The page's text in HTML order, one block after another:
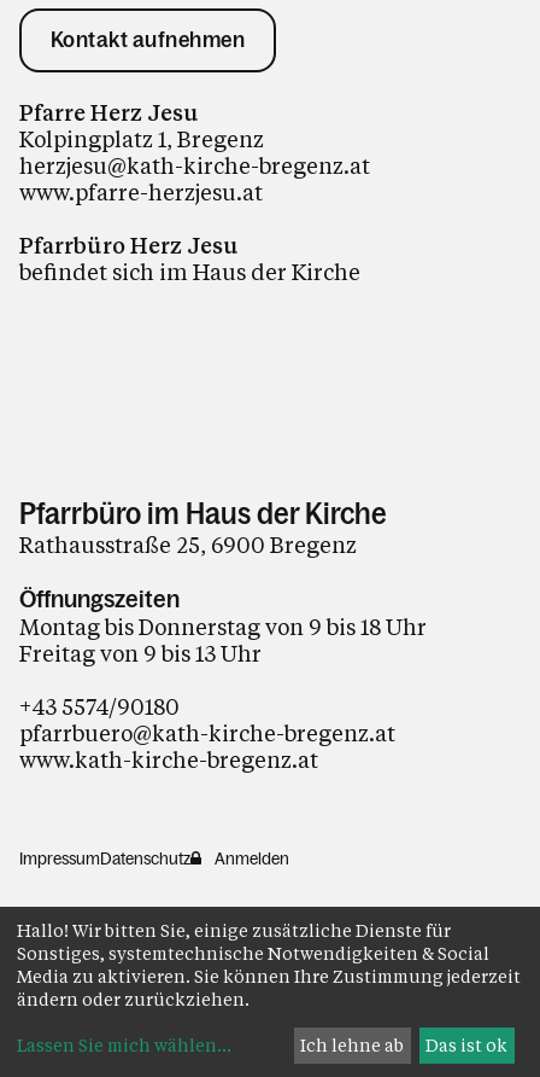
Kontakt aufnehmen
Pfarre Herz Jesu
Kolpingplatz 1, Bregenz
herzjesu@kath-kirche-bregenz.at
www.pfarre-herzjesu.at
Pfarrbüro Herz Jesu
befindet sich im Haus der Kirche
Pfarrbüro im Haus der Kirche
Rathausstraße 25, 6900 Bregenz
Öffnungszeiten
Montag bis Donnerstag von 9 bis 18 Uhr
Freitag von 9 bis 13 Uhr
+43 5574/90180
pfarrbuero@kath-kirche-bregenz.at
www.kath-kirche-bregenz.at
ImpressumDatenschutz Anmelden
Hallo! Wir bitten Sie, einige zusätzliche Dienste für
Sonstiges, systemtechnische Notwendigkeiten & Social
Media zu aktivieren. Sie können Ihre Zustimmung jederzeit
ändern oder zurückziehen.
Lassen Sie mich wählen... Ich lehne ab Das ist ok